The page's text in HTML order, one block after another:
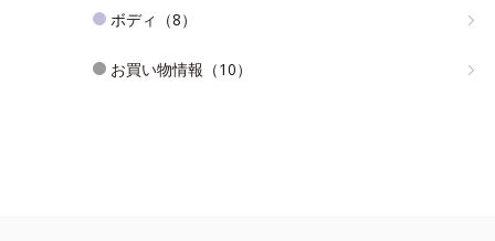
ボディ（8）
お買い物情報（10）